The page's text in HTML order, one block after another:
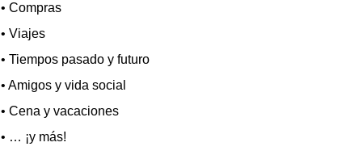
• Compras
• Viajes
• Tiempos pasado y futuro
• Amigos y vida social
• Cena y vacaciones
• … ¡y más!